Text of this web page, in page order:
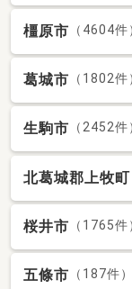
橿原市 （4604件
葛城市 （1802件
生駒市 （2452件
北葛城郡上牧町
桜井市 （1765件
五條市 （187件）